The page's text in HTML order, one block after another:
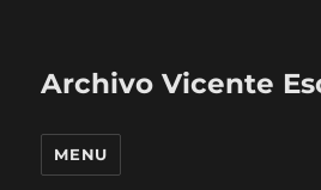
Archivo Vicente
MENU